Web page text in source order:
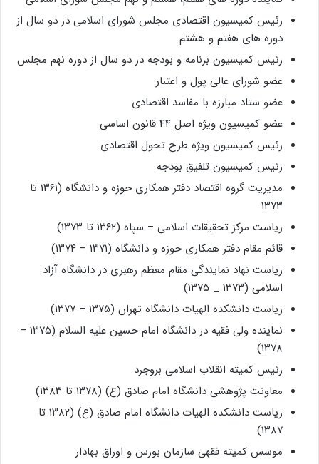
رئیس کمیسیون اقتصادی مجلس شورای اسلامی در دو سال از
دوره های هفتم و هشتم
رئیس کمیسیون برنامه و بودجه در دو سال از دوره نهم مجلس
عضو شورای عالی پول و اعتبار
عضو ستاد مبارزه با مفاسد اقتصادی
عضو کمیسیون ویژه اصل ۴۴ قانون اساسی
رئیس کمیسیون ویژه طرح تحول اقتصادی
رئیس کمیسیون تلفیق بودجه
مدیریت گروه اقتصاد دفتر همکاری حوزه و دانشگاه (۱۳۶۱ تا
۱۳۷۳
ریاست مرکز تحقیقات اسلامی – سپاه (۱۳۶۲ تا ۱۳۷۳)
قائم مقام دفتر همکاری حوزه و دانشگاه (۱۳۷۱ – ۱۳۷۴)
ریاست نهاد نمایندگی مقام معظم رهبری در دانشگاه آزاد
اسلامی (۱۳۷۳ _ ۱۳۷۵)
ریاست دانشکده الهیات دانشگاه تهران (۱۳۷۵ – ۱۳۷۷)
نماینده ولی فقیه در دانشگاه امام حسین علیه السلام (۱۳۷۵ –
۱۳۷۸)
رئیس کمیته انقلاب اسلامی بروجرد
معاونت پژوهشی دانشگاه امام صادق (ع) (۱۳۷۸ تا ۱۳۸۳)
ریاست دانشکده الهیات دانشگاه امام صادق (ع) (۱۳۸۲ تا
۱۳۸۷)
موسس کمیته فقهی سازمان بورس و اوراق بهادار